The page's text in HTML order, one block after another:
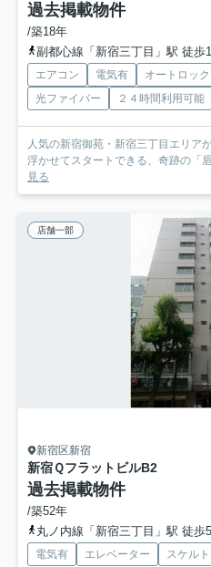
過去掲載物件
/築18年
副都心線「新宿三丁目」駅 徒歩
エアコン 電気有 オートロック
光ファイバー
２４時間利用可能
人気の新宿御苑・新宿三丁目エリア
浮かせてスタートできる、奇跡の「
見る
店舗一部
新宿区新宿
新宿ＱフラットビルB2
過去掲載物件
/築52年
丸ノ内線「新宿三丁目」駅 徒歩
電気有 エレベーター スケル